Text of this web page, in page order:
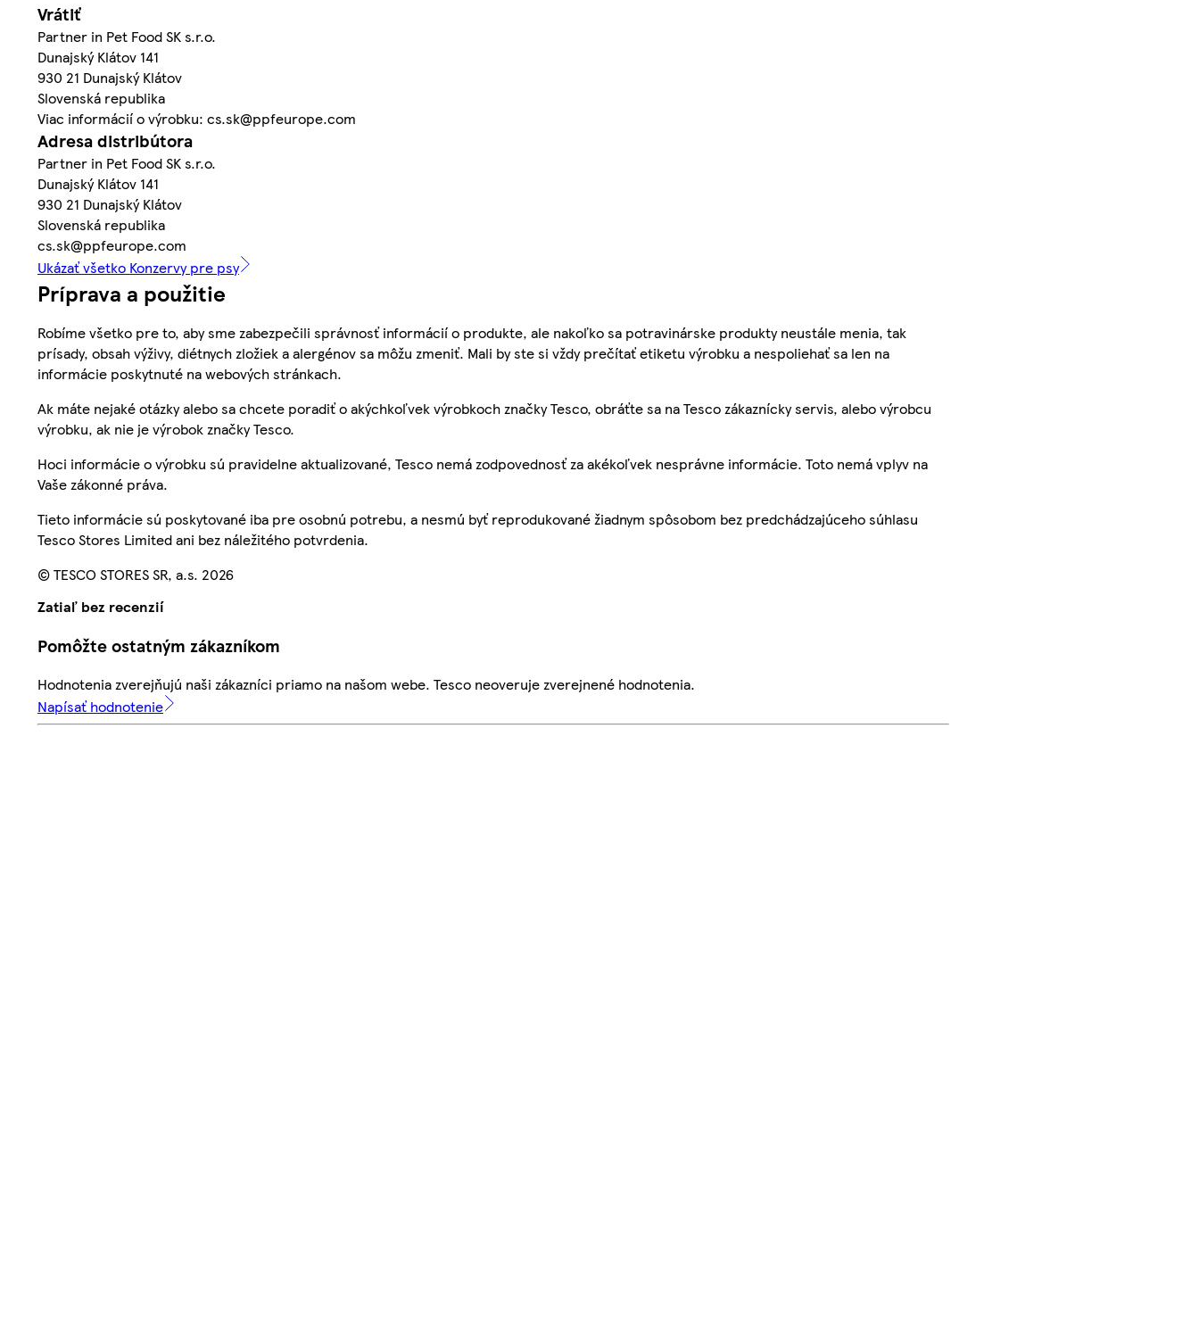
Vrátiť
Partner in Pet Food SK s.r.o.
Dunajský Klátov 141
930 21 Dunajský Klátov
Slovenská republika
Viac informácií o výrobku: cs.sk@ppfeurope.com
Adresa distribútora
Partner in Pet Food SK s.r.o.
Dunajský Klátov 141
930 21 Dunajský Klátov
Slovenská republika
cs.sk@ppfeurope.com
Ukázať všetko Konzervy pre psy
Príprava a použitie
Robíme všetko pre to, aby sme zabezpečili správnosť informácií o produkte, ale nakoľko sa potravinárske produkty neustále menia, tak
prísady, obsah výživy, diétnych zložiek a alergénov sa môžu zmeniť. Mali by ste si vždy prečítať etiketu výrobku a nespoliehať sa len na
informácie poskytnuté na webových stránkach.
Ak máte nejaké otázky alebo sa chcete poradiť o akýchkoľvek výrobkoch značky Tesco, obráťte sa na Tesco zákaznícky servis, alebo výrobcu
výrobku, ak nie je výrobok značky Tesco.
Hoci informácie o výrobku sú pravidelne aktualizované, Tesco nemá zodpovednosť za akékoľvek nesprávne informácie. Toto nemá vplyv na
Vaše zákonné práva.
Tieto informácie sú poskytované iba pre osobnú potrebu, a nesmú byť reprodukované žiadnym spôsobom bez predchádzajúceho súhlasu
Tesco Stores Limited ani bez náležitého potvrdenia.
© TESCO STORES SR, a.s. 2026
Zatiaľ bez recenzií
Pomôžte ostatným zákazníkom
Hodnotenia zverejňujú naši zákazníci priamo na našom webe. Tesco neoveruje zverejnené hodnotenia.
Napísať hodnotenie